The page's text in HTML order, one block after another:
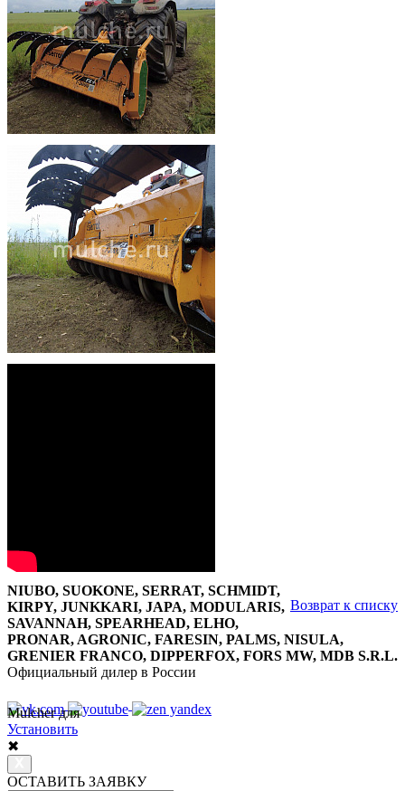
Возврат к списку
NIUBO, SUOKONE, SERRAT, SCHMIDT,
KIRPY, JUNKKARI, JAPA, MODULARIS,
SAVANNAH, SPEARHEAD, ELHO,
PRONAR, AGRONIC, FARESIN, PALMS, NISULA,
GRENIER FRANCO, DIPPERFOX, FORS MW, MDB S.R.L.
Официальный дилер в России
8 800 7777 152
Mulcher для
Установить
✖
ОСТАВИТЬ ЗАЯВКУ